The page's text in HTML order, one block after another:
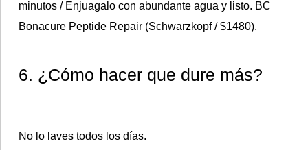
minutos / Enjuagalo con abundante agua y listo. BC
Bonacure Peptide Repair (Schwarzkopf / $1480).
6. ¿Cómo hacer que dure más?
No lo laves todos los días.